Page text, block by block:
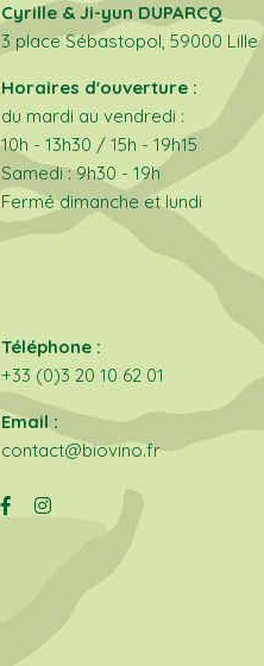
Cyrille & Ji-yun DUPARCQ
3 place Sébastopol, 59000 Lille
Horaires d'ouverture :
du mardi au vendredi :
10h - 13h30 / 15h - 19h15
Samedi : 9h30 - 19h
Fermé dimanche et lundi
Téléphone :
+33 (0)3 20 10 62 01
Email :
contact@biovino.fr